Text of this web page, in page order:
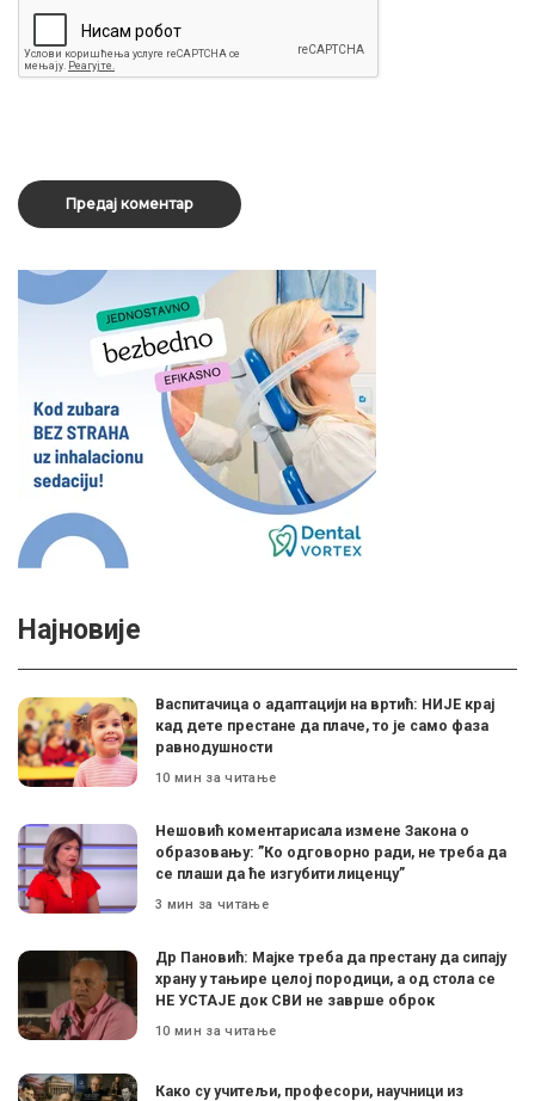
Најновије
Васпитачица о адаптацији на вртић: НИЈЕ крај
кад дете престане да плаче, то је само фаза
равнодушности
10 мин за читање
Нешовић коментарисала измене Закона о
образовању: ”Ко одговорно ради, не треба да
се плаши да ће изгубити лиценцу”
3 мин за читање
Др Пановић: Мајке треба да престану да сипају
храну у тањире целој породици, а од стола се
НЕ УСТАЈЕ док СВИ не заврше оброк
10 мин за читање
Како су учитељи, професори, научници из